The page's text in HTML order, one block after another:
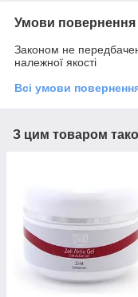
Умови повернення
Законом не
належної якості
Всі умови
З цим товаром